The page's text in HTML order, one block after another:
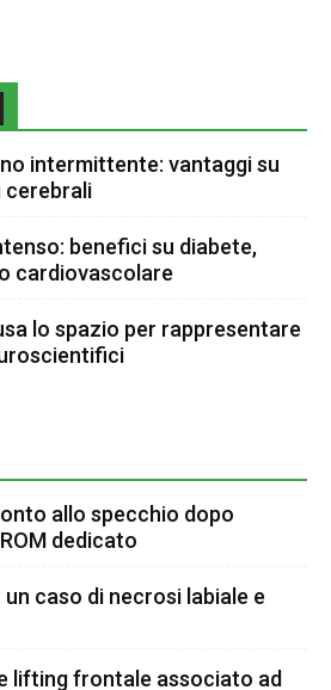
intermittente: vantaggi su
cerebrali
benefici su diabete,
cardiovascolare
lo spazio per rappresentare
allo specchio dopo
dedicato
caso di necrosi labiale e
lifting frontale associato ad